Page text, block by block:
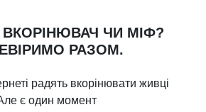
ЧИ МІФ?
РАЗОМ.
радять вкорінювати живці
є один момент